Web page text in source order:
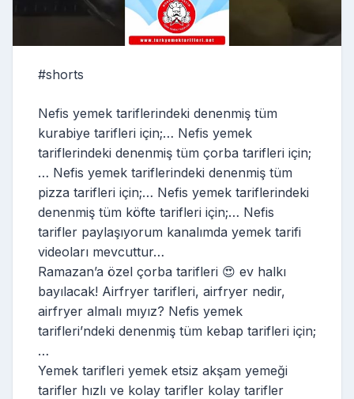
#shorts
Nefis yemek tariflerindeki denenmiş tüm
kurabiye tarifleri için;… Nefis yemek
tariflerindeki denenmiş tüm çorba tarifleri için;
… Nefis yemek tariflerindeki denenmiş tüm
pizza tarifleri için;… Nefis yemek tariflerindeki
denenmiş tüm köfte tarifleri için;… Nefis
tarifler paylaşıyorum kanalımda yemek tarifi
videoları mevcuttur…
Ramazan’a özel çorba tarifleri 😍 ev halkı
bayılacak! Airfryer tarifleri, airfryer nedir,
airfryer almalı mıyız? Nefis yemek
tarifleri’ndeki denenmiş tüm kebap tarifleri için;
…
Yemek tarifleri yemek etsiz akşam yemeği
tarifler hızlı ve kolay tarifler kolay tarifler